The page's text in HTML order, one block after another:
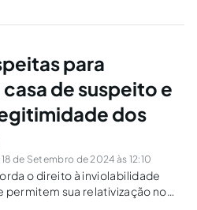
inovações
para
de suspeito e
dos
de Setembro de 2024 às 12:10
o direito à inviolabilidade
permitem sua relativização no